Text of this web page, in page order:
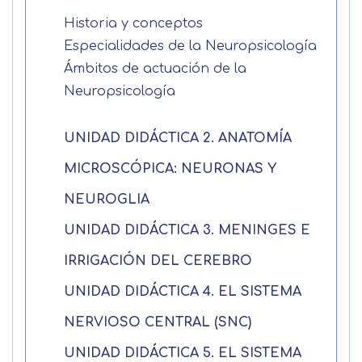
Historia y conceptos
Especialidades de la Neuropsicología
Ámbitos de actuación de la
Neuropsicología
UNIDAD DIDÁCTICA 2. ANATOMÍA
MICROSCÓPICA: NEURONAS Y
NEUROGLIA
UNIDAD DIDÁCTICA 3. MENINGES E
IRRIGACIÓN DEL CEREBRO
UNIDAD DIDÁCTICA 4. EL SISTEMA
NERVIOSO CENTRAL (SNC)
UNIDAD DIDÁCTICA 5. EL SISTEMA
Solicitar
Solicitar
información
Nombre
Apellidos
Telefono